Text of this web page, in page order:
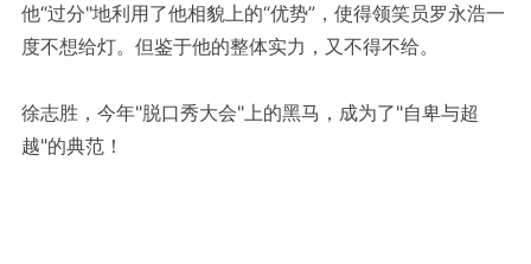
他“过分"地利用了他相貌上的“优势”，使得领笑员罗永浩一
度不想给灯。但鉴于他的整体实力，又不得不给。
徐志胜，今年"脱口秀大会"上的黑马，成为了"自卑与超
越"的典范！